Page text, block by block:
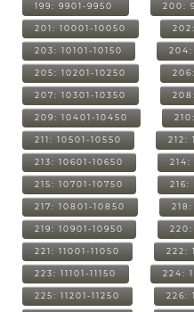
199: 9901-9950 200:
201: 10001-10050
203: 10101-10150 204:
205: 10201-10250
207: 10301-10350
209: 10401-10450
211: 10501-10550 212:
213: 10601-10650 214:
215: 10701-10750 216:
217: 10801-10850
219: 10901-10950 220:
221: 11001-11050 222:
223: 11101-11150 224:
225: 11201-11250 226: